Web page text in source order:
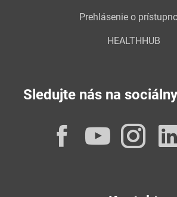
Prehlásenie o
HEALTHHUB
Sledujte nás na